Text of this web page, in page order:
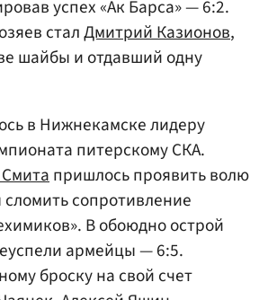
успех «Ак Барса» — 6:2.
сталДмитрий Казионов,
шайбы и отдавший одну
в Нижнекамске лидеру
питерскому СКА.
пришлось проявить волю
сопротивление
В обоюдно острой
армейцы — 6:5.
броску на свой счет